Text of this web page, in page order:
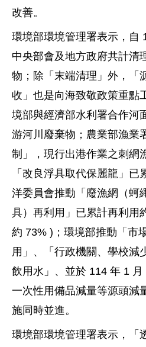
改善。
環境部環境管理署表示，自
中央部會及地方政府共計清
物；除「末端清理」外，「
收」也是向海致敬政策重點
境部與經濟部水利署合作河
游河川廢棄物；農業部漁業
制」，現行出港作業之刺網
「改良浮具取代保麗龍」
洋委員會推動「廢漁網（蚵
具）再利用」已累計再利用
約 73% )；環境部推動「市
用」、「行政機關、學校減
飲用水」、並於 114 年 1
一次性用備品減量等源頭減
施同時並進。
環境部環境管理署表示，「